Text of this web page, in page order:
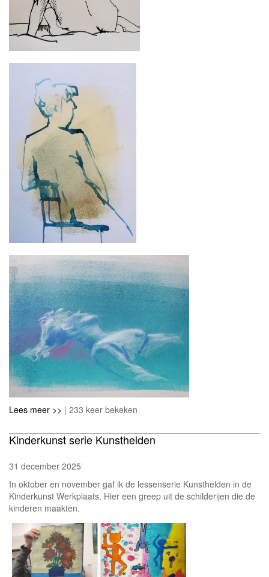
Lees meer >> | 233 keer bekeken
Kinderkunst serie Kunsthelden
31 december 2025
In oktober en november gaf ik de lessenserie Kunsthelden in de
Kinderkunst Werkplaats. Hier een greep uit de schilderijen die de
kinderen maakten.